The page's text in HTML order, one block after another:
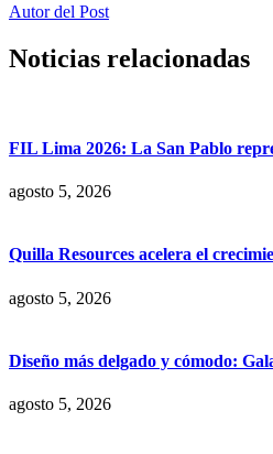
Autor del Post
Noticias relacionadas
FIL Lima 2026: La San Pablo
agosto 5, 2026
Quilla Resources acelera el
agosto 5, 2026
Diseño más delgado y cómodo:
agosto 5, 2026